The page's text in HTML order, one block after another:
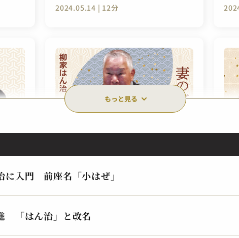
2024.05.14 | 12分
妻の旅行
モ
もっと見る
に入門 前座名「小はぜ」
「はん治」と改名